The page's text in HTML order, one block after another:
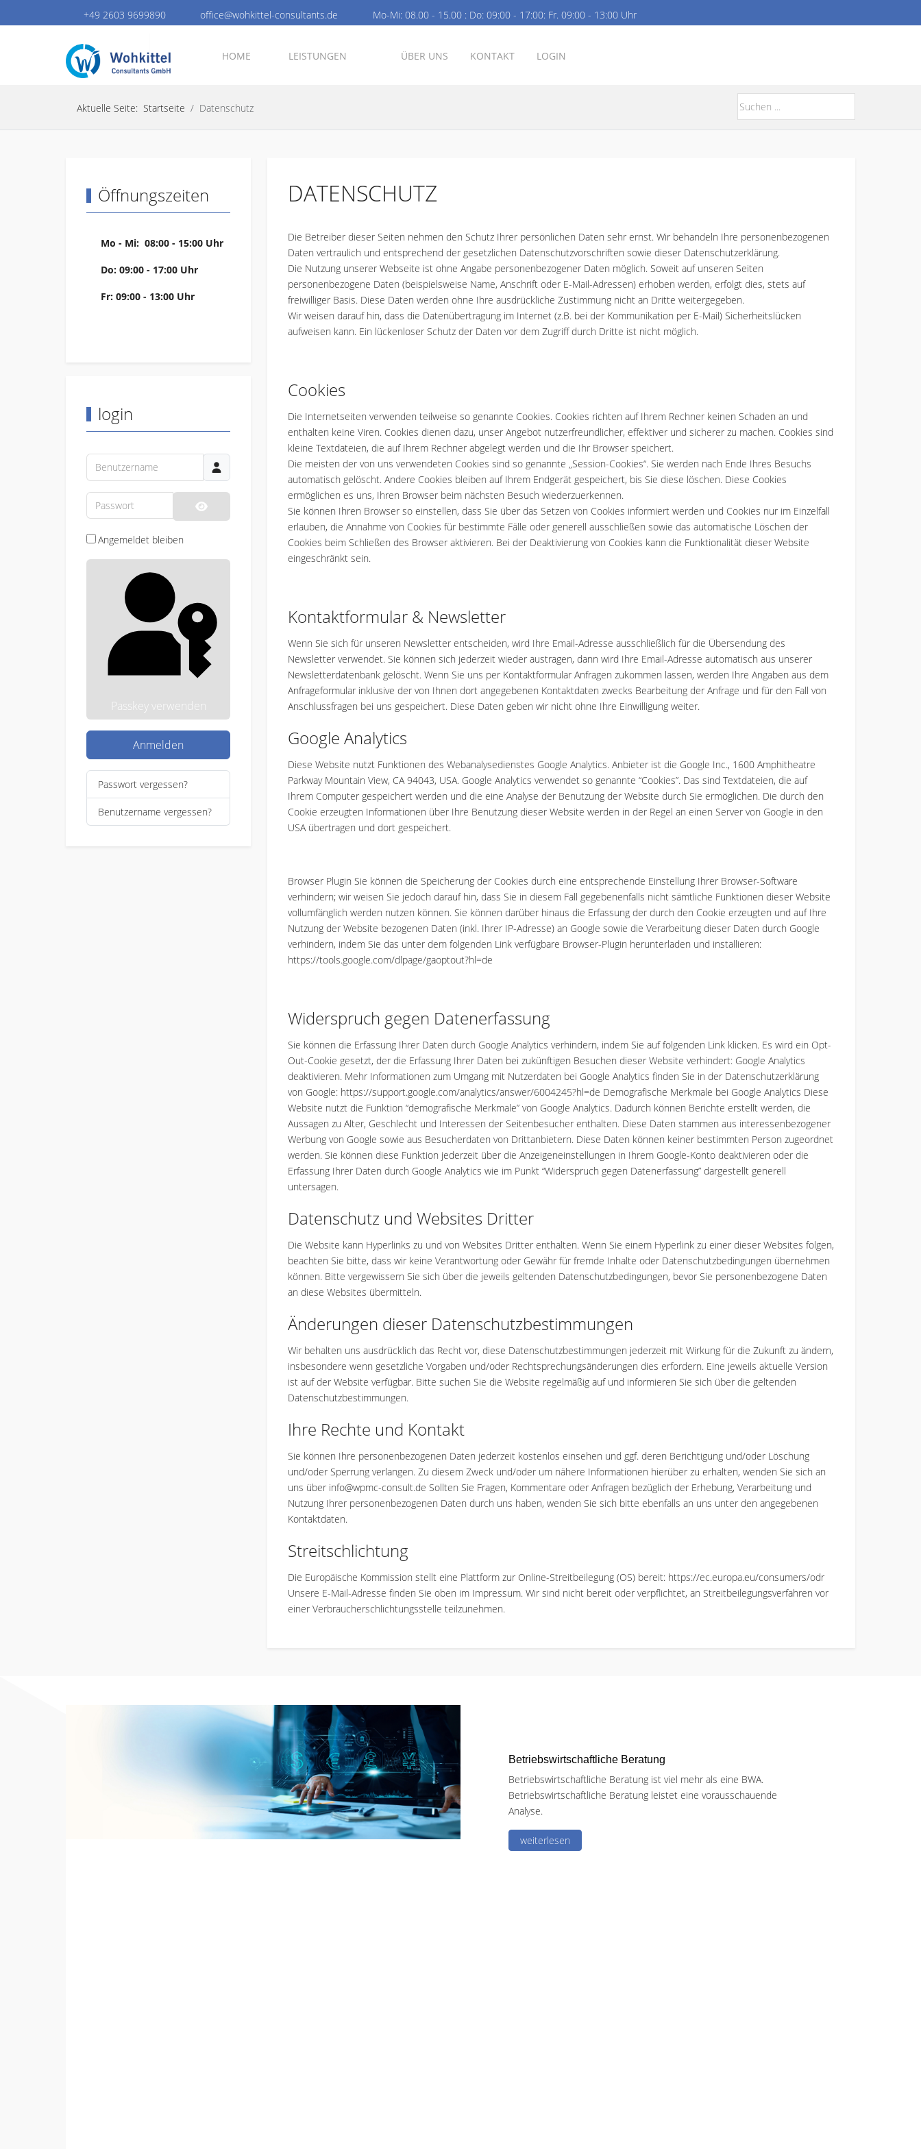
+49 2603 9699890 office@wohkittel-consultants.de Mo-Mi: 08.00 - 15.00 : Do: 09:00 - 17:00: Fr. 09:00 - 13:00 Uhr
HOME LEISTUNGEN ÜBER UNS KONTAKT LOGIN
Aktuelle Seite: Startseite Datenschutz
Öffnungszeiten
Mo - Mi: 08:00 - 15:00 Uhr
Do: 09:00 - 17:00 Uhr
Fr: 09:00 - 13:00 Uhr
login
Benutzername
Passwort anzeigen
Angemeldet bleiben
Passkey verwenden
Anmelden
Passwort vergessen?
Benutzername vergessen?
DATENSCHUTZ
Die Betreiber dieser Seiten nehmen den Schutz Ihrer persönlichen Daten sehr ernst. Wir behandeln Ihre personenbezogenen
Daten vertraulich und entsprechend der gesetzlichen Datenschutzvorschriften sowie dieser Datenschutzerklärung.
Die Nutzung unserer Webseite ist ohne Angabe personenbezogener Daten möglich. Soweit auf unseren Seiten
personenbezogene Daten (beispielsweise Name, Anschrift oder E-Mail-Adressen) erhoben werden, erfolgt dies, stets auf
freiwilliger Basis. Diese Daten werden ohne Ihre ausdrückliche Zustimmung nicht an Dritte weitergegeben.
Wir weisen darauf hin, dass die Datenübertragung im Internet (z.B. bei der Kommunikation per E-Mail) Sicherheitslücken
aufweisen kann. Ein lückenloser Schutz der Daten vor dem Zugriff durch Dritte ist nicht möglich.
Cookies
Die Internetseiten verwenden teilweise so genannte Cookies. Cookies richten auf Ihrem Rechner keinen Schaden an und
enthalten keine Viren. Cookies dienen dazu, unser Angebot nutzerfreundlicher, effektiver und sicherer zu machen. Cookies sind
kleine Textdateien, die auf Ihrem Rechner abgelegt werden und die Ihr Browser speichert.
Die meisten der von uns verwendeten Cookies sind so genannte „Session-Cookies“. Sie werden nach Ende Ihres Besuchs
automatisch gelöscht. Andere Cookies bleiben auf Ihrem Endgerät gespeichert, bis Sie diese löschen. Diese Cookies
ermöglichen es uns, Ihren Browser beim nächsten Besuch wiederzuerkennen.
Sie können Ihren Browser so einstellen, dass Sie über das Setzen von Cookies informiert werden und Cookies nur im Einzelfall
erlauben, die Annahme von Cookies für bestimmte Fälle oder generell ausschließen sowie das automatische Löschen der
Cookies beim Schließen des Browser aktivieren. Bei der Deaktivierung von Cookies kann die Funktionalität dieser Website
eingeschränkt sein.
Kontaktformular & Newsletter
Wenn Sie sich für unseren Newsletter entscheiden, wird Ihre Email-Adresse ausschließlich für die Übersendung des
Newsletter verwendet. Sie können sich jederzeit wieder austragen, dann wird Ihre Email-Adresse automatisch aus unserer
Newsletterdatenbank gelöscht. Wenn Sie uns per Kontaktformular Anfragen zukommen lassen, werden Ihre Angaben aus dem
Anfrageformular inklusive der von Ihnen dort angegebenen Kontaktdaten zwecks Bearbeitung der Anfrage und für den Fall von
Anschlussfragen bei uns gespeichert. Diese Daten geben wir nicht ohne Ihre Einwilligung weiter.
Google Analytics
Diese Website nutzt Funktionen des Webanalysedienstes Google Analytics. Anbieter ist die Google Inc., 1600 Amphitheatre
Parkway Mountain View, CA 94043, USA. Google Analytics verwendet so genannte “Cookies”. Das sind Textdateien, die auf
Ihrem Computer gespeichert werden und die eine Analyse der Benutzung der Website durch Sie ermöglichen. Die durch den
Cookie erzeugten Informationen über Ihre Benutzung dieser Website werden in der Regel an einen Server von Google in den
USA übertragen und dort gespeichert.
Browser Plugin Sie können die Speicherung der Cookies durch eine entsprechende Einstellung Ihrer Browser-Software
verhindern; wir weisen Sie jedoch darauf hin, dass Sie in diesem Fall gegebenenfalls nicht sämtliche Funktionen dieser Website
vollumfänglich werden nutzen können. Sie können darüber hinaus die Erfassung der durch den Cookie erzeugten und auf Ihre
Nutzung der Website bezogenen Daten (inkl. Ihrer IP-Adresse) an Google sowie die Verarbeitung dieser Daten durch Google
verhindern, indem Sie das unter dem folgenden Link verfügbare Browser-Plugin herunterladen und installieren:
https://tools.google.com/dlpage/gaoptout?hl=de
Widerspruch gegen Datenerfassung
Sie können die Erfassung Ihrer Daten durch Google Analytics verhindern, indem Sie auf folgenden Link klicken. Es wird ein Opt-
Out-Cookie gesetzt, der die Erfassung Ihrer Daten bei zukünftigen Besuchen dieser Website verhindert: Google Analytics
deaktivieren. Mehr Informationen zum Umgang mit Nutzerdaten bei Google Analytics finden Sie in der Datenschutzerklärung
von Google: https://support.google.com/analytics/answer/6004245?hl=de Demografische Merkmale bei Google Analytics Diese
Website nutzt die Funktion “demografische Merkmale” von Google Analytics. Dadurch können Berichte erstellt werden, die
Aussagen zu Alter, Geschlecht und Interessen der Seitenbesucher enthalten. Diese Daten stammen aus interessenbezogener
Werbung von Google sowie aus Besucherdaten von Drittanbietern. Diese Daten können keiner bestimmten Person zugeordnet
werden. Sie können diese Funktion jederzeit über die Anzeigeneinstellungen in Ihrem Google-Konto deaktivieren oder die
Erfassung Ihrer Daten durch Google Analytics wie im Punkt “Widerspruch gegen Datenerfassung” dargestellt generell
untersagen.
Datenschutz und Websites Dritter
Die Website kann Hyperlinks zu und von Websites Dritter enthalten. Wenn Sie einem Hyperlink zu einer dieser Websites folgen,
beachten Sie bitte, dass wir keine Verantwortung oder Gewähr für fremde Inhalte oder Datenschutzbedingungen übernehmen
können. Bitte vergewissern Sie sich über die jeweils geltenden Datenschutzbedingungen, bevor Sie personenbezogene Daten
an diese Websites übermitteln.
Änderungen dieser Datenschutzbestimmungen
Wir behalten uns ausdrücklich das Recht vor, diese Datenschutzbestimmungen jederzeit mit Wirkung für die Zukunft zu ändern,
insbesondere wenn gesetzliche Vorgaben und/oder Rechtsprechungsänderungen dies erfordern. Eine jeweils aktuelle Version
ist auf der Website verfügbar. Bitte suchen Sie die Website regelmäßig auf und informieren Sie sich über die geltenden
Datenschutzbestimmungen.
Ihre Rechte und Kontakt
Sie können Ihre personenbezogenen Daten jederzeit kostenlos einsehen und ggf. deren Berichtigung und/oder Löschung
und/oder Sperrung verlangen. Zu diesem Zweck und/oder um nähere Informationen hierüber zu erhalten, wenden Sie sich an
uns über info@wpmc-consult.de Sollten Sie Fragen, Kommentare oder Anfragen bezüglich der Erhebung, Verarbeitung und
Nutzung Ihrer personenbezogenen Daten durch uns haben, wenden Sie sich bitte ebenfalls an uns unter den angegebenen
Kontaktdaten.
Streitschlichtung
Die Europäische Kommission stellt eine Plattform zur Online-Streitbeilegung (OS) bereit: https://ec.europa.eu/consumers/odr
Unsere E-Mail-Adresse finden Sie oben im Impressum. Wir sind nicht bereit oder verpflichtet, an Streitbeilegungsverfahren vor
einer Verbraucherschlichtungsstelle teilzunehmen.
Betriebswirtschaftliche Beratung
Betriebswirtschaftliche Beratung ist viel mehr als eine BWA.
Betriebswirtschaftliche Beratung leistet eine vorausschauende
Analyse.
weiterlesen